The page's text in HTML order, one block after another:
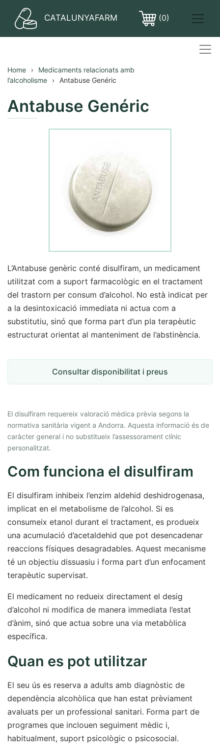
CATALUNYAFARM (0)
Home
Medicaments relacionats amb
l’alcoholisme
Antabuse Genéric
Antabuse Genéric
L’Antabuse genèric conté disulfiram, un medicament
utilitzat com a suport farmacològic en el tractament
del trastorn per consum d’alcohol. No està indicat per
a la desintoxicació immediata ni actua com a
substitutiu, sinó que forma part d’un pla terapèutic
estructurat orientat al manteniment de l’abstinència.
Consultar disponibilitat i preus
El disulfiram requereix valoració mèdica prèvia segons la
normativa sanitària vigent a Andorra. Aquesta informació és de
caràcter general i no substitueix l’assessorament clínic
personalitzat.
Com funciona el disulfiram
El disulfiram inhibeix l’enzim aldehid deshidrogenasa,
implicat en el metabolisme de l’alcohol. Si es
consumeix etanol durant el tractament, es produeix
una acumulació d’acetaldehid que pot desencadenar
reaccions físiques desagradables. Aquest mecanisme
té un objectiu dissuasiu i forma part d’un enfocament
terapèutic supervisat.
El medicament no redueix directament el desig
d’alcohol ni modifica de manera immediata l’estat
d’ànim, sinó que actua sobre una via metabòlica
específica.
Quan es pot utilitzar
El seu ús es reserva a adults amb diagnòstic de
dependència alcohòlica que han estat prèviament
avaluats per un professional sanitari. Forma part de
programes que inclouen seguiment mèdic i,
habitualment, suport psicològic o psicosocial.